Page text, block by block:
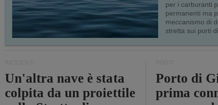
per i carburanti
permanenti ma
meccanismo di
stretta sui porti
Un'altra nave è stata
colpita da un proiettile
Porto di
prima